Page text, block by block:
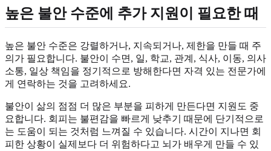
높은 불안 수준에 추가 지원이 필요한 때
높은 불안 수준은 강렬하거나, 지속되거나, 제한을 만들 때 주
의가 필요합니다. 불안이 수면, 일, 학교, 관계, 식사, 이동, 의사
소통, 일상 책임을 정기적으로 방해한다면 자격 있는 전문가에
게 연락하는 것을 고려하세요.
불안이 삶의 점점 더 많은 부분을 피하게 만든다면 지원도 중
요합니다. 회피는 불편감을 빠르게 낮추기 때문에 단기적으로
는 도움이 되는 것처럼 느껴질 수 있습니다. 시간이 지나면 회
피한 상황이 실제보다 더 위험하다고 뇌가 배우게 만들 수 있